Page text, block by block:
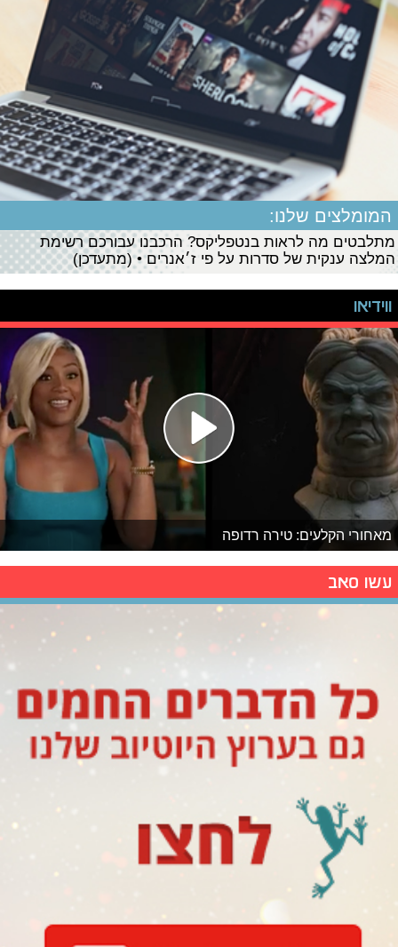
המומלצים שלנו:
מתלבטים מה לראות בנטפליקס? הרכבנו עבורכם רשימת
המלצה ענקית של סדרות על פי ז׳אנרים • (מתעדכן)
ווידיאו
מאחורי הקלעים: טירה רדופה
עשו סאב